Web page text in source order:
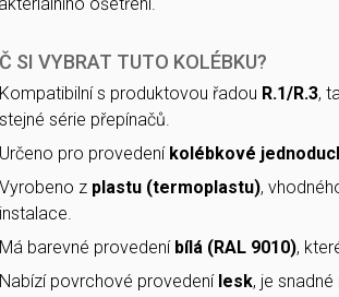
SI VYBRAT TUTO KOLÉBKU?
Kompatibilní s produktovou řadou R.1/R.3,
stejné série přepínačů.
Určeno pro provedení kolébkové
Vyrobeno z plastu (termoplastu),
instalace.
Má barevné provedení bílá (RAL 9010),
Nabízí povrchové provedení lesk, je